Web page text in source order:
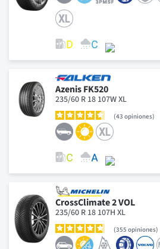
Azenis FK520
235/60 R 18 107W XL
43 opiniones
CrossClimate 2 VOL
235/60 R 18 107H XL
355 opiniones